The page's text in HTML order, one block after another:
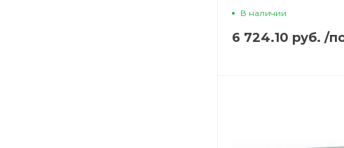
В наличии
6 724.10 руб. /